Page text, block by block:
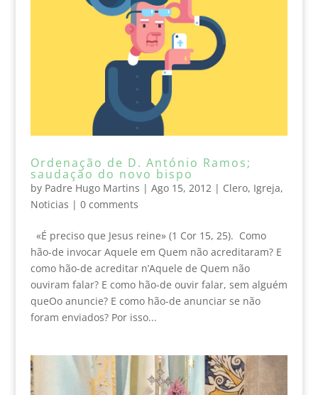
Ordenação de D. António Ramos;
saudação do novo bispo
by Padre Hugo Martins | Ago 15, 2012| Clero, Igreja,
Noticias | 0 comments
«É preciso que Jesus reine» (1 Cor 15, 25). Como
hão-de invocar Aquele em Quem não acreditaram? E
como hão-de acreditar n’Aquele de Quem não
ouviram falar? E como hão-de ouvir falar, sem alguém
queOo anuncie? E como hão-de anunciar se não
foram enviados? Por isso...